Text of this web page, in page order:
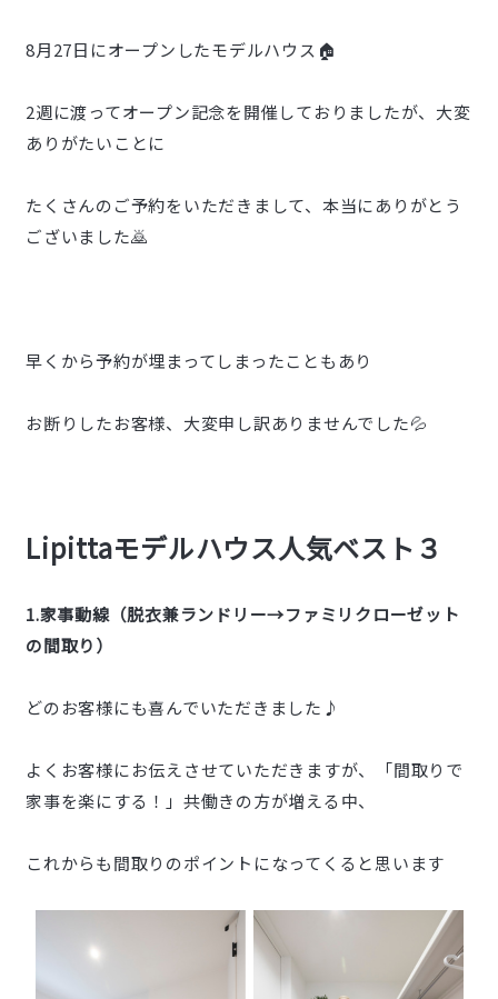
8月27日にオープンしたモデルハウス🏠
2週に渡ってオープン記念を開催しておりましたが、大変
ありがたいことに
たくさんのご予約をいただきまして、本当にありがとう
ございました🙇
早くから予約が埋まってしまったこともあり
お断りしたお客様、大変申し訳ありませんでした💦
Lipittaモデルハウス人気ベスト３
1.家事動線（脱衣兼ランドリー→ファミリクローゼット
の間取り）
どのお客様にも喜んでいただきました♪
よくお客様にお伝えさせていただきますが、「間取りで
家事を楽にする！」共働きの方が増える中、
これからも間取りのポイントになってくると思います